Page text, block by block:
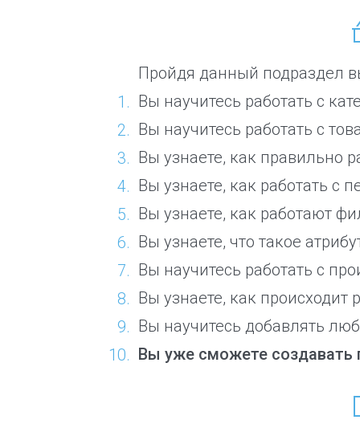
Пройдя данный подраздел
Вы научитесь работать с
Вы научитесь работать с
Вы узнаете, как правильно
Вы узнаете, как работать с
Вы узнаете, как работают
Вы узнаете, что такое
Вы научитесь работать с
Вы узнаете, как происходит
Вы научитесь добавлять
Вы уже сможете создавать